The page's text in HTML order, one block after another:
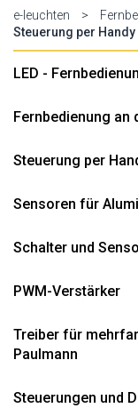
e-leuchten >
Steuerung per Handy
LED -
Fernbedienung an
Steuerung per
Sensoren für
Schalter und
PWM-Verstärker
Treiber für
Paulmann
Steuerungen und